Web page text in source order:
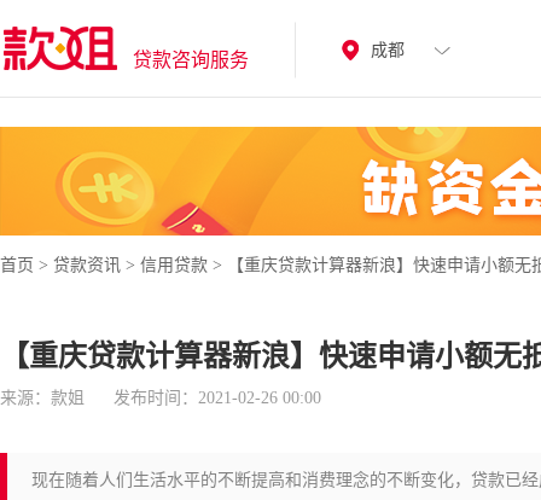
贷款咨询服务 成都
首页 > 贷款资讯 > 信用贷款 > 【重庆贷款计算器新浪】快速申请小额
【重庆贷款计算器新浪】快速申请小额无
来源：款姐 发布时间：2021-02-26 00:00
现在随着人们生活水平的不断提高和消费理念的不断变化，贷款已